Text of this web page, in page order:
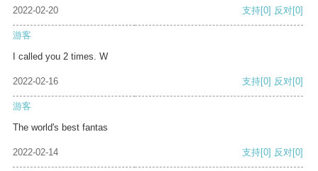
2022-02-20 支持[0] 反对[0]
游客
I called you 2 times. W
2022-02-16 支持[0] 反对[0]
游客
The world's best fantas
2022-02-14 支持[0] 反对[0]